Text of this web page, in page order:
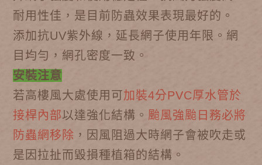
耐用性佳，是目前防蟲效果表現最好的。
添加抗UV紫外線，延長網子使用年限。網
目均勻，網孔密度一致。
安裝注意
若高樓風大處使用可加裝4分PVC厚水管於
接桿內部以達強化結構。 颱風強颱日務必將
防蟲網移除 ，因風阻過大時網子會被吹走或
是因拉扯而毀損種植箱的結構。